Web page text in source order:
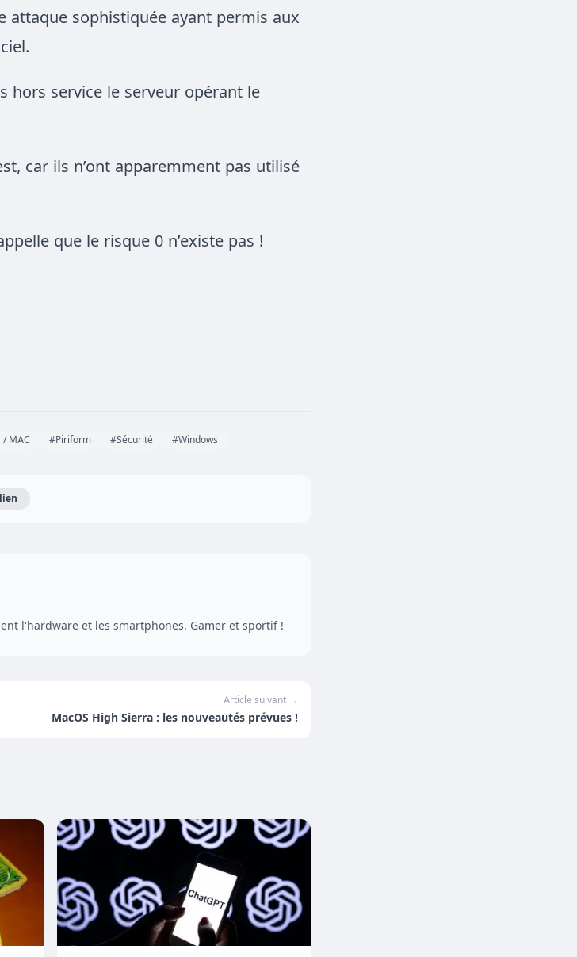
attaque sophistiquée ayant permis aux
hors service le serveur opérant le
car ils n’ont apparemment pas utilisé
que le risque 0 n’existe pas !
/ MAC #Piriform #Sécurité #Windows
l'hardware et les smartphones. Gamer et sportif !
Article suivant →
MacOS High Sierra : les nouveautés prévues !